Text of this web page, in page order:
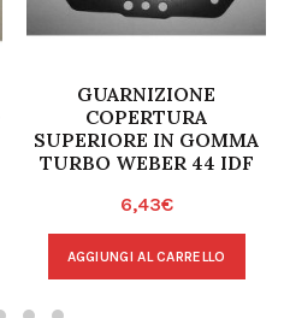
GUARNIZIONE
COPERTURA
SUPERIORE IN GOMMA
TURBO WEBER 44 IDF
6,43€
AGGIUNGI AL CARRELLO